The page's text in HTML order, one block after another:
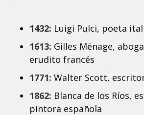
1432: Luigi Pulci, poeta
1613: Gilles Ménage,
erudito francés
1771: Walter Scott,
1862: Blanca de los Ríos,
pintora española